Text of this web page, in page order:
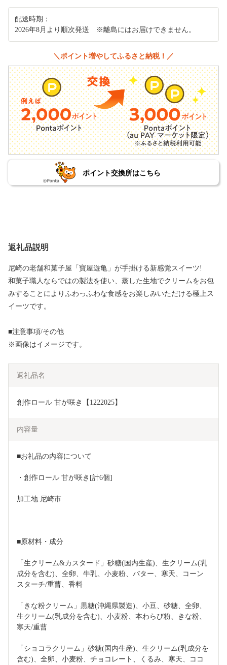
配送時期：
2026年8月より順次発送 ※離島にはお届けできません。
＼ポイント増やしてふるさと納税！／
ポイント交換所はこちら
返礼品説明
尼崎の老舗和菓子屋「寶屋遊亀」が手掛ける新感覚スイーツ!
和菓子職人ならではの製法を使い、蒸した生地でクリームをお包
みすることによりふわっふわな食感をお楽しみいただける極上ス
イーツです。
■注意事項/その他
※画像はイメージです。
返礼品名
創作ロール 甘が咲き【1222025】
内容量
■お礼品の内容について
・創作ロール 甘が咲き[計6個]
加工地:尼崎市
■原材料・成分
「生クリーム&カスタード」砂糖(国内生産)、生クリーム(乳
成分を含む)、全卵、牛乳、小麦粉、バター、寒天、コーン
スターチ/重曹、香料
「きな粉クリーム」黒糖(沖縄県製造)、小豆、砂糖、全卵、
生クリーム(乳成分を含む)、小麦粉、本わらび粉、きな粉、
寒天/重曹
「ショコラクリーム」砂糖(国内生産)、生クリーム(乳成分を
含む)、全卵、小麦粉、チョコレート、くるみ、寒天、ココ